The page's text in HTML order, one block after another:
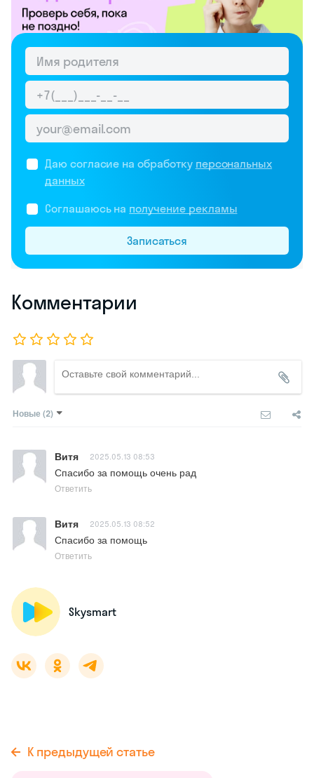
Даю согласие на обработку персональных
данных
Соглашаюсь на получение рекламы
Записаться
Комментарии
Новые (2)
Витя 2025.05.13 08:53
Спасибо за помощь очень рад
Ответить
Витя 2025.05.13 08:52
Спасибо за помощь
Ответить
Skysmart
К предыдущей статье